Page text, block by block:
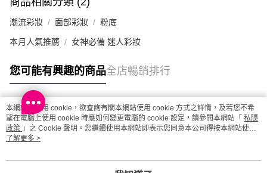
潮流彩妝 面部彩妝 粉底
本月人氣推薦 女神必備 迷人彩妝
您可能有興趣的商品全店暢銷排行
熱門標籤
熱銷排行
本網站中使用 cookie，欲查詢有關本網站使用 cookie 方式之詳情，及若您不希
望在電腦上使用 cookie 時應如何變更電腦的 cookie 設定，請參閱本網站「 私隱
政策 」之 Cookie 聲明。您繼續使用本網站即表示您同意本公司得按本網站使用
條款之 Cookie 聲明使用 cookie。
了解更多 >